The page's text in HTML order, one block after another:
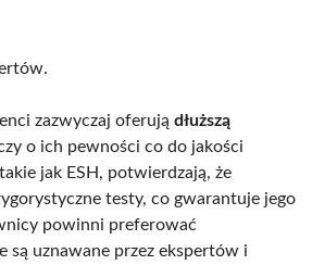
zazwyczaj oferują dłuższą
o ich pewności co do jakości
jak ESH, potwierdzają, że
testy, co gwarantuje jego
powinni preferować
są uznawane przez ekspertów i